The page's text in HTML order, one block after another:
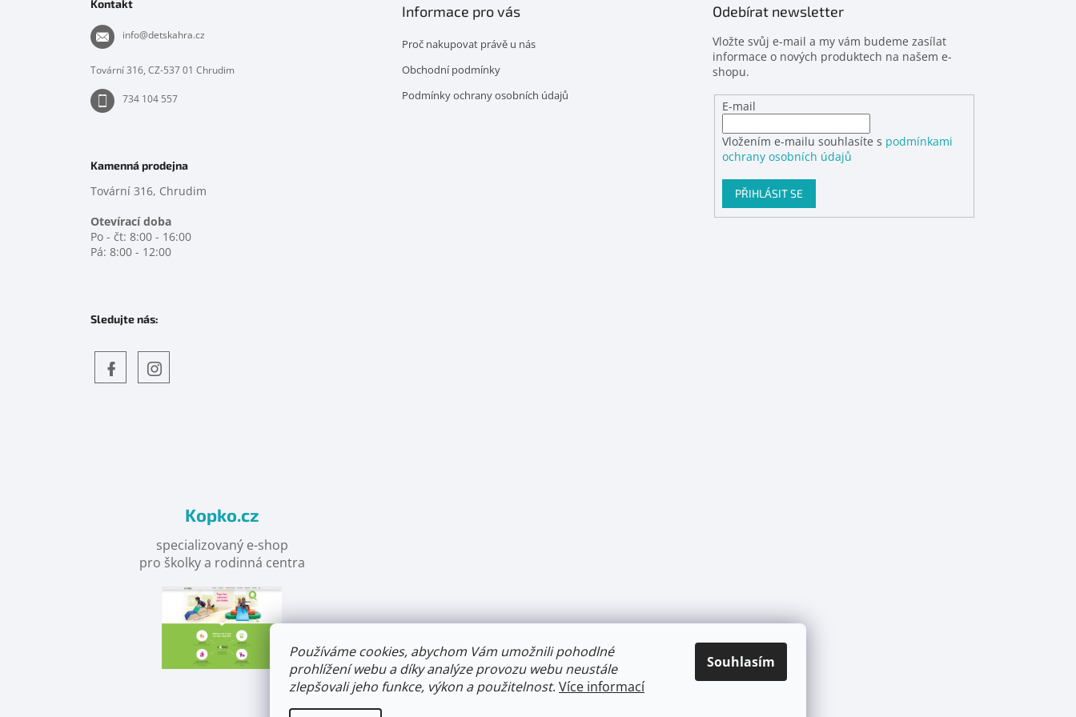
Používáme cookies, abychom Vám umožnili pohodlné
prohlížení webu a díky analýze provozu webu neustále
zlepšovali jeho funkce, výkon a použitelnost. Více informací
Souhlasím
Kontakt
info@detskahra.cz
Tovární 316, CZ-537 01 Chrudim
734 104 557
Kamenná prodejna
Tovární 316, Chrudim
Otevírací doba
Po - čt: 8:00 - 16:00
Pá: 8:00 - 12:00
Sledujte nás:
Informace pro vás
Proč nakupovat právě u nás
Obchodní podmínky
Podmínky ochrany osobních údajů
Odebírat newsletter
Vložte svůj e-mail a my vám budeme zasílat
informace o nových produktech na našem e-
shopu.
E-mail
Vložením e-mailu souhlasíte s podmínkami
ochrany osobních údajů
PŘIHLÁSIT SE
Kopko.cz
specializovaný e-shop
pro školky a rodinná centra